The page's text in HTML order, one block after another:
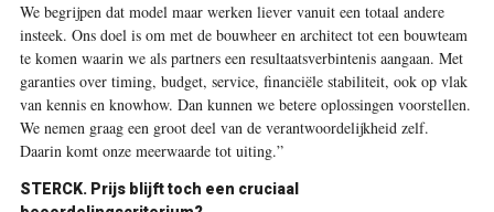
We begrijpen dat model maar werken liever vanuit een totaal andere
insteek. Ons doel is om met de bouwheer en architect tot een bouwteam
te komen waarin we als partners een resultaatsverbintenis aangaan. Met
garanties over timing, budget, service, financiële stabiliteit, ook op vlak
van kennis en knowhow. Dan kunnen we betere oplossingen voorstellen.
We nemen graag een groot deel van de verantwoordelijkheid zelf.
Daarin komt onze meerwaarde tot uiting.”
STERCK. Prijs blijft toch een cruciaal